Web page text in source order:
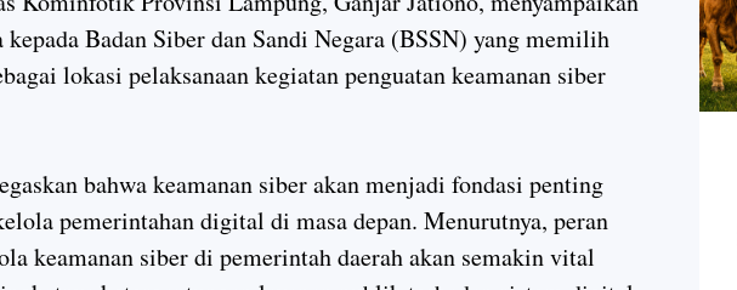
kepada Badan Siber dan Sandi Negara (BSSN) yang memilih
lokasi pelaksanaan kegiatan penguatan keamanan siber
bahwa keamanan siber akan menjadi fondasi penting
pemerintahan digital di masa depan. Menurutnya, peran
keamanan siber di pemerintah daerah akan semakin vital